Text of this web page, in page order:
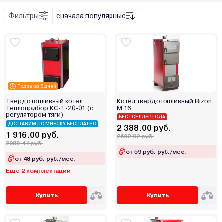
Bosch (Бош)
Buderus
Burnit
Daewoo
De Dietrich
Defro
Devotion
Drew-Met
E.C.A
Elco
ElectroVeL
Expert
Ferroli
Напольный
Твердое
Газ
Сеть
Фильтры сначала популярные
Под заказ 5 дней
Твердотопливный котел
Теплоприбор КС-Т-20-01 (с
регулятором тяги)
ДОСТАВИМ ПО МИНСКУ БЕСПЛАТНО
1 916.00 руб.
2088.44 руб.
от 48 руб. руб./мес.
Еще 2 комплектации
Купить
Котел твердотопливный Rizon
M 16
БЕСТСЕЛЛЕР ГОДА
2 388.00 руб.
2602.92 руб.
от 59 руб. руб./мес.
Купить